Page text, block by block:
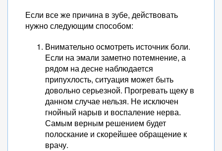
Если все же причина в зубе, действовать
нужно следующим способом:
Внимательно осмотреть источник боли.
Если на эмали заметно потемнение, а
рядом на десне наблюдается
припухлость, ситуация может быть
довольно серьезной. Прогревать щеку в
данном случае нельзя. Не исключен
гнойный нарыв и воспаление нерва.
Самым верным решением будет
полоскание и скорейшее обращение к
врачу.